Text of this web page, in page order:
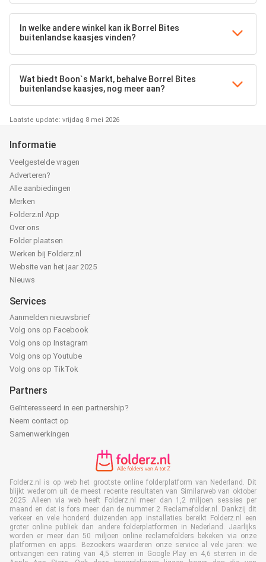
In welke andere winkel kan ik Borrel Bites
buitenlandse kaasjes vinden?
Wat biedt Boon`s Markt, behalve Borrel Bites
buitenlandse kaasjes, nog meer aan?
Laatste update: vrijdag 8 mei 2026
Informatie
Veelgestelde vragen
Adverteren?
Alle aanbiedingen
Merken
Folderz.nl App
Over ons
Folder plaatsen
Werken bij Folderz.nl
Website van het jaar 2025
Nieuws
Services
Aanmelden nieuwsbrief
Volg ons op Facebook
Volg ons op Instagram
Volg ons op Youtube
Volg ons op TikTok
Partners
Geïnteresseerd in een partnership?
Neem contact op
Samenwerkingen
Folderz.nl is op web het grootste online folderplatform van Nederland. Dit
blijkt wederom uit de meest recente resultaten van Similarweb van oktober
2025. Alleen via web heeft Folderz.nl meer dan 1,2 miljoen sessies per
maand en dat is fors meer dan de nummer 2 Reclamefolder.nl. Dankzij dit
verkeer en vele honderd duizenden app installaties bereikt Folderz.nl een
groter online publiek dan andere folderplatformen in Nederland. Jaarlijks
worden er meer dan 50 miljoen online reclamefolders bekeken via onze
platformen en apps. Bezoekers waarderen onze service al vele jaren: we
ontvangen een rating van 4,5 sterren in Google Play en 4,6 sterren in de